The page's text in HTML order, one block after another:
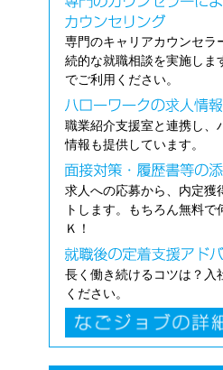
専門のキャリアカウンセラ
続的な就職相談を実施しま
でご利用ください。
職業紹介支援室と連携し、
情報も提供しています。
求人への応募から、内定獲
トします。もちろん無料で
Ｋ！
長く働き続けるコツは？入
ください。